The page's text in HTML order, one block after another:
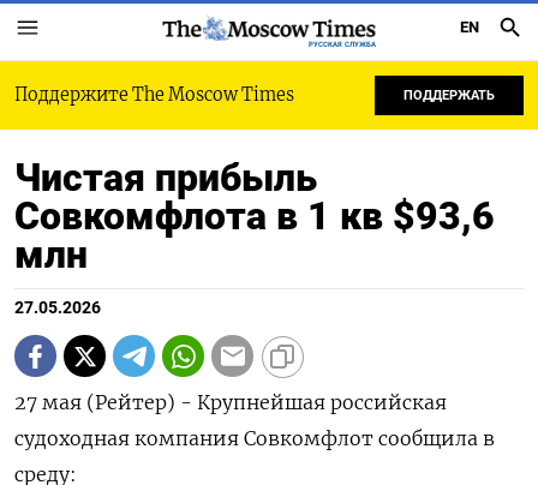
РУССКАЯ СЛУЖБА
EN
Поддержите The Moscow Times ПОДДЕРЖАТЬ
Чистая прибыль
Совкомфлота в 1 кв $93,6
млн
27.05.2026
27 мая (Рейтер) - Крупнейшая ‌российская
судоходная компания ​Совкомфлот сообщила ​в ​
среду: